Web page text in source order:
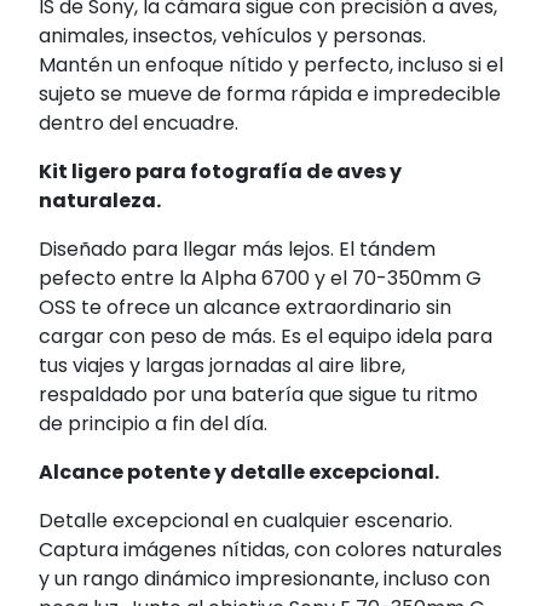
IS de Sony, la cámara sigue con precisión a aves,
animales, insectos, vehículos y personas.
Mantén un enfoque nítido y perfecto, incluso si el
sujeto se mueve de forma rápida e impredecible
dentro del encuadre.
Kit ligero para fotografía de aves y
naturaleza.
Diseñado para llegar más lejos. El tándem
pefecto entre la Alpha 6700 y el 70-350mm G
OSS te ofrece un alcance extraordinario sin
cargar con peso de más. Es el equipo idela para
tus viajes y largas jornadas al aire libre,
respaldado por una batería que sigue tu ritmo
de principio a fin del día.
Alcance potente y detalle excepcional.
Detalle excepcional en cualquier escenario.
Captura imágenes nítidas, con colores naturales
y un rango dinámico impresionante, incluso con